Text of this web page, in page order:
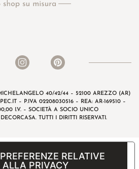
40/42/44 – 52100 AREZZO (AR)
– P.IVA 02208030516 – REA: AR-169510 –
I.V. – SOCIETÀ A SOCIO UNICO
TUTTI I DIRITTI RISERVATI.
RELATIVE
ALLA PRIVACY